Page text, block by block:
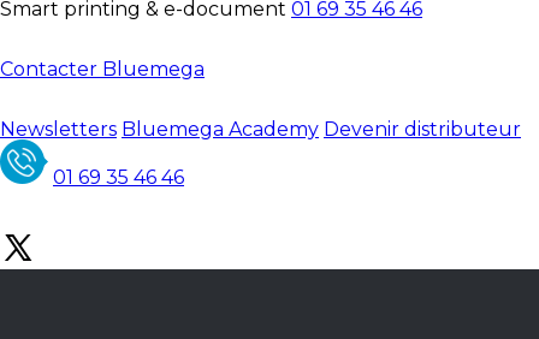
Smart printing & e-document 01 69 35 46 46
Contacter Bluemega
Newsletters Bluemega Academy Devenir distributeur
01 69 35 46 46